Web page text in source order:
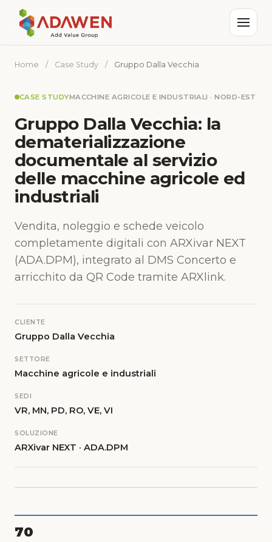
Home / Case Study / Gruppo Dalla Vecchia
CASE STUDYMACCHINE AGRICOLE E INDUSTRIALI · NORD-EST
Gruppo Dalla Vecchia: la
dematerializzazione
documentale al servizio
delle macchine agricole ed
industriali
Vendita, noleggio e schede veicolo
completamente digitali con ARXivar NEXT
(ADA.DPM), integrato al DMS Concerto e
arricchito da QR Code tramite ARXlink.
CLIENTE
Gruppo Dalla Vecchia
SETTORE
Macchine agricole e industriali
SEDI
VR, MN, PD, RO, VE, VI
SOLUZIONE
ARXivar NEXT · ADA.DPM
70